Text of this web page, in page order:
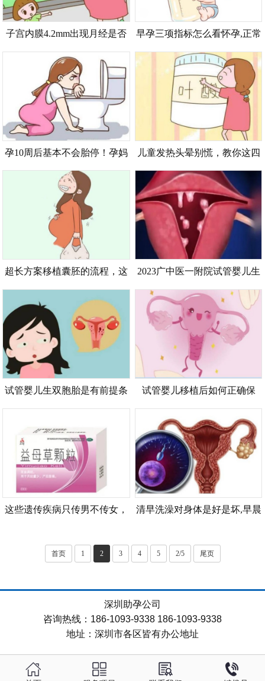
子宫内膜4.2mm出现月经是否
正常？了解这个阶段的重要性
早孕三项指标怎么看怀孕,正常
值参考推荐
孕10周后基本不会胎停！孕妈
多留心这几个方面，或许对预
防胎停育有帮助
儿童发热头晕别慌，教你这四
个缓解儿童发热头晕的小妙招
超长方案移植囊胚的流程，这 2023广中医一附院试管婴儿生
孩子指南，一文了解助孕成功
率多少
试管婴儿生双胞胎是有前提条 试管婴儿移植后如何正确保
这些遗传疾病只传男不传女， 清早洗澡对身体是好是坏,早晨
首页 1 2 3 4 5 2/5 尾页
深圳助孕公司
咨询热线：186-1093-9338 186-1093-9338
地址：深圳市各区皆有办公地址